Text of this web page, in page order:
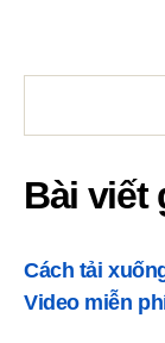
Bài
đây
Bài viết
Cách tải
Video miễn